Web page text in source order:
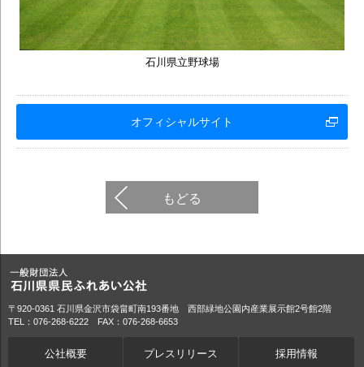
石川県立野球場
オフィシャルサイト
もどる
〒920-0361 石川県金沢市袋畠町南193番地 西部緑地公園内産業展示館2号館2階
TEL：076-268-6222 FAX：076-268-6653
公社概要 プレスリリース 採用情報